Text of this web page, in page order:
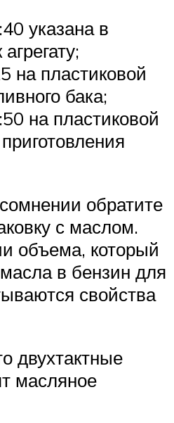
указана в
на пластиковой
бака;
на пластиковой
обратите
с маслом.
объема, который
в бензин для
свойства
двухтактные
масляное